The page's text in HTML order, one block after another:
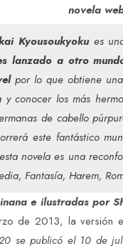
novela
Kyousoukyokues
lanzado a otro
por lo que obtiene
conocer los más
de cabello
este fantástico
novela es una
Fantasía, Harem,
e ilustradas por
de 2013, la
se publicó el 10 de